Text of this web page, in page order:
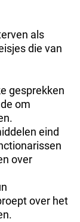
als
die van
gesprekken
om
eind
over
over het